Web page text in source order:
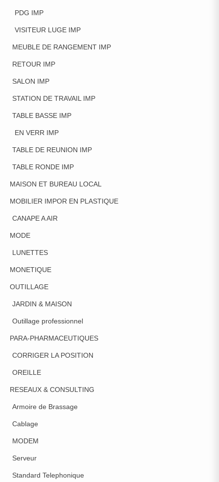
PDG IMP
VISITEUR LUGE IMP
MEUBLE DE RANGEMENT IMP
RETOUR IMP
SALON IMP
STATION DE TRAVAIL IMP
TABLE BASSE IMP
EN VERR IMP
TABLE DE REUNION IMP
TABLE RONDE IMP
MAISON ET BUREAU LOCAL
MOBILIER IMPOR EN PLASTIQUE
CANAPE A AIR
MODE
LUNETTES
MONETIQUE
OUTILLAGE
JARDIN & MAISON
Outillage professionnel
PARA-PHARMACEUTIQUES
CORRIGER LA POSITION
OREILLE
RESEAUX & CONSULTING
Armoire de Brassage
Cablage
MODEM
Serveur
Standard Telephonique